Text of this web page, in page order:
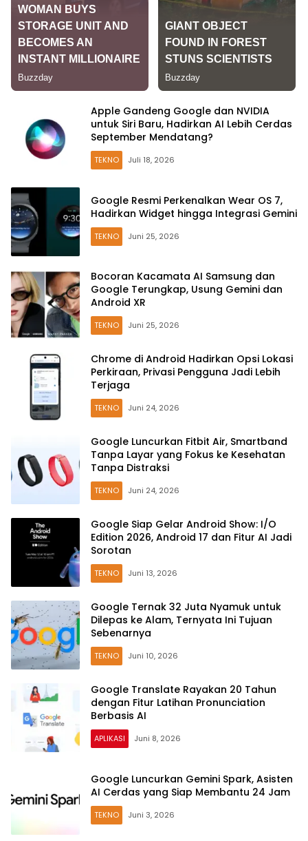
Apple Gandeng Google dan NVIDIA
untuk Siri Baru, Hadirkan AI Lebih Cerdas
September Mendatang?
TEKNO Juli 18, 2026
Google Resmi Perkenalkan Wear OS 7,
Hadirkan Widget hingga Integrasi Gemini
TEKNO Juni 25, 2026
Bocoran Kacamata AI Samsung dan
Google Terungkap, Usung Gemini dan
Android XR
TEKNO Juni 25, 2026
Chrome di Android Hadirkan Opsi Lokasi
Perkiraan, Privasi Pengguna Jadi Lebih
Terjaga
TEKNO Juni 24, 2026
Google Luncurkan Fitbit Air, Smartband
Tanpa Layar yang Fokus ke Kesehatan
Tanpa Distraksi
TEKNO Juni 24, 2026
Google Siap Gelar Android Show: I/O
Edition 2026, Android 17 dan Fitur AI Jadi
Sorotan
TEKNO Juni 13, 2026
Google Ternak 32 Juta Nyamuk untuk
Dilepas ke Alam, Ternyata Ini Tujuan
Sebenarnya
TEKNO Juni 10, 2026
Google Translate Rayakan 20 Tahun
dengan Fitur Latihan Pronunciation
Berbasis AI
APLIKASI Juni 8, 2026
Google Luncurkan Gemini Spark, Asisten
AI Cerdas yang Siap Membantu 24 Jam
TEKNO Juni 3, 2026